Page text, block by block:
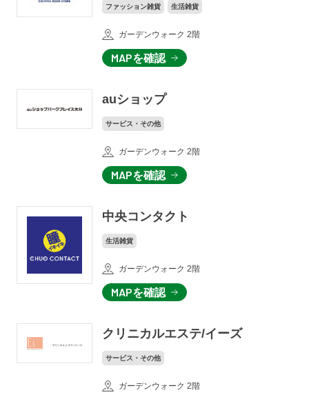
ファッション雑貨 生活雑貨
ガーデンウォーク 2階
MAPを確認
auショップ
サービス・その他
ガーデンウォーク 2階
MAPを確認
中央コンタクト
生活雑貨
ガーデンウォーク 2階
MAPを確認
クリニカルエステ/イーズ
サービス・その他
ガーデンウォーク 2階